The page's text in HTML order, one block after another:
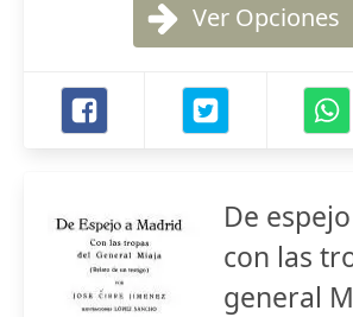
Ver Opciones
De
con las
general